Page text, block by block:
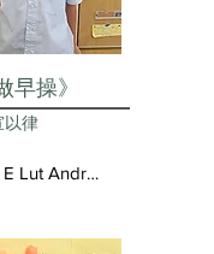
早操》
以律
Lut Andrea